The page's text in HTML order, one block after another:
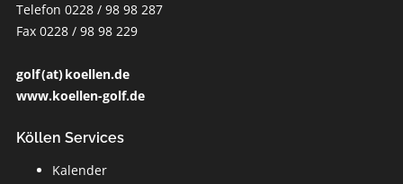
Telefon 0228 / 98 98 287
Fax 0228 / 98 98 229
golf (at) koellen.de
www.koellen-golf.de
Köllen Services
Kalender